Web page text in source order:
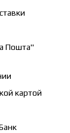
Пошта"
картой